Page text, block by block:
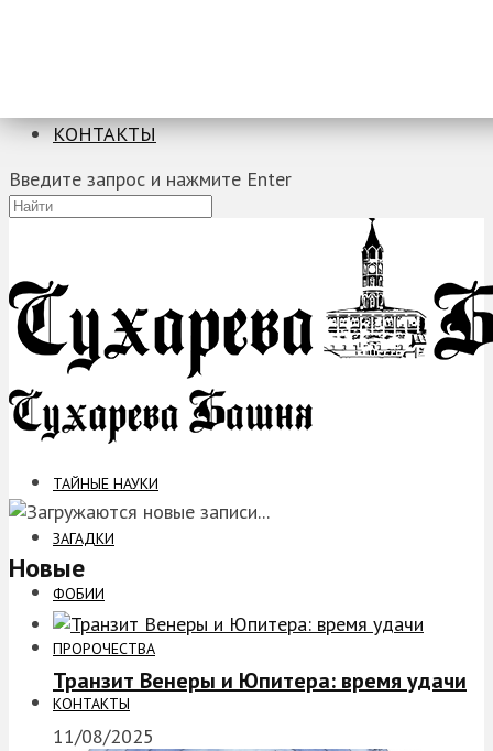
КОНТАКТЫ
Введите запрос и нажмите Enter
ТАЙНЫЕ НАУКИ
ЗАГАДКИ
ФОБИИ
ПРОРОЧЕСТВА
КОНТАКТЫ
Новые
Транзит Венеры и Юпитера: время удачи
11/08/2025